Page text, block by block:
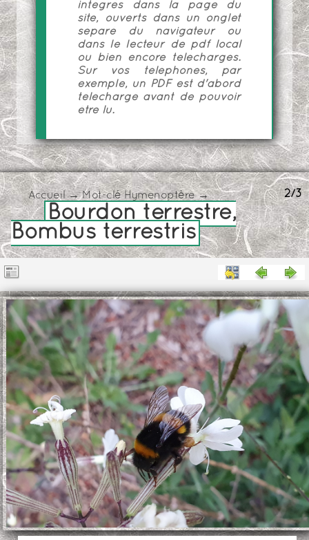
intégrés dans la page du
site, ouverts dans un onglet
séparé du navigateur ou
dans le lecteur de pdf local
ou bien encore téléchargés.
Sur vos téléphones, par
exemple, un PDF est d'abord
téléchargé avant de pouvoir
être lu.
2/3
Accueil→Mot-clé Hymenoptère→
Bourdon terrestre,
Bombus terrestris